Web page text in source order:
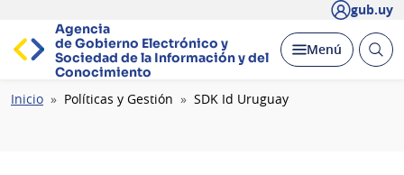
gub.uy
Agencia
de Gobierno Electrónico y
Sociedad de la Información y del
Conocimiento
Desplegar
Menú Abrir
Ruta
Inicio Políticas y Gestión SDK Id Uruguay